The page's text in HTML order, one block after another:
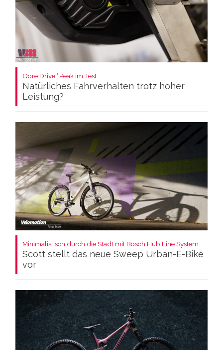
Qore Drive³ Peak im Test:
Natürliches Fahrverhalten trotz hoher
Leistung?
Minimalistisch durch die Stadt mit Bosch Hub Line System:
Scott stellt das neue Sweep Urban-E-Bike
vor